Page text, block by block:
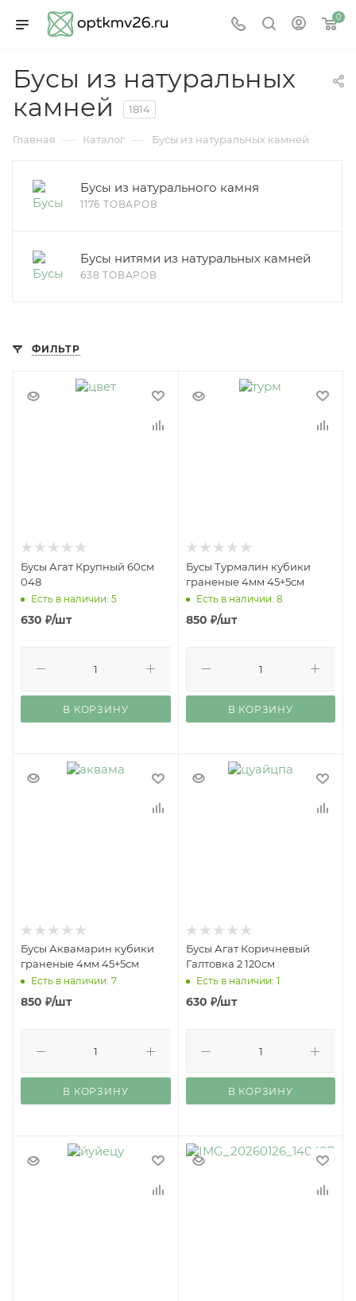
0
Бусы из натуральных
камней
1814
Главная — Каталог — Бусы из натуральных камней
Бусы из натурального камня
1176 ТОВАРОВ
Бусы нитями из натуральных камней
638 ТОВАРОВ
ФИЛЬТР
Бусы Агат Крупный 60см
048
Есть в наличии: 5
630 ₽/шт
В КОРЗИНУ
Бусы Турмалин кубики
граненые 4мм 45+5см
Есть в наличии: 8
850 ₽/шт
В КОРЗИНУ
Бусы Аквамарин кубики
граненые 4мм 45+5см
Есть в наличии: 7
850 ₽/шт
В КОРЗИНУ
Бусы Агат Коричневый
Галтовка 2 120см
Есть в наличии: 1
630 ₽/шт
В КОРЗИНУ